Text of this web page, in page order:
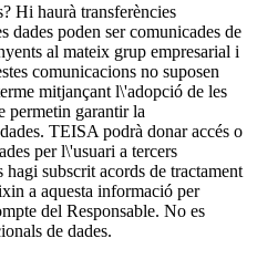
Hi haurà transferències
dades poden ser comunicades de
al mateix grup empresarial i
comunicacions no suposen
mitjançant l\'adopció de les
permetin garantir la
TEISA podrà donar accés o
per l\'usuari a tercers
subscrit acords de tractament
a aquesta informació per
del Responsable. No es
de dades.